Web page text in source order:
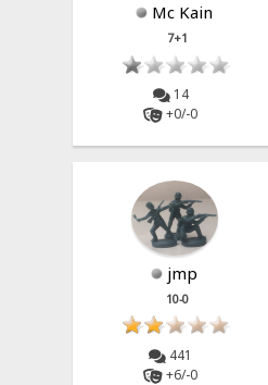
Mc Kain
7+1
14
+0/-0
jmp
10-0
441
+6/-0